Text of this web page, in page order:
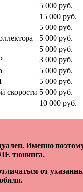
5 000 руб.
15 000 руб.
5 000 руб.
5 000 руб.
5 000 руб.
3 000 руб.
5 000 руб.
5 000 руб.
скорости 5 000 руб.
10 000 руб.
Именно
тюнинга.
от